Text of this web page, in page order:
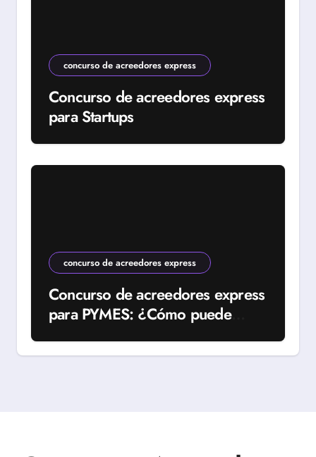
concurso de acreedores express
Concurso de acreedores express
para Startups
concurso de acreedores express
Concurso de acreedores express
para PYMES: ¿Cómo puede